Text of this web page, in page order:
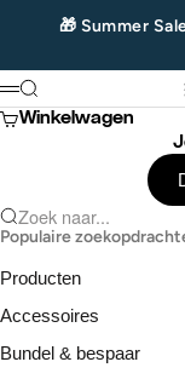
Naar inhoud
🎁 Summer
Menu
Zoeken
Winkelwagen
Zoek naar...
Populaire
Producten
Accessoires
Bundel & bespaar